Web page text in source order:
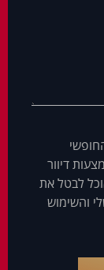
דיוור
לבטל את
והשימוש